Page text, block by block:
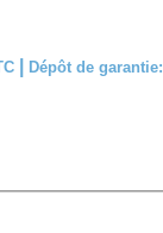
Dépôt de